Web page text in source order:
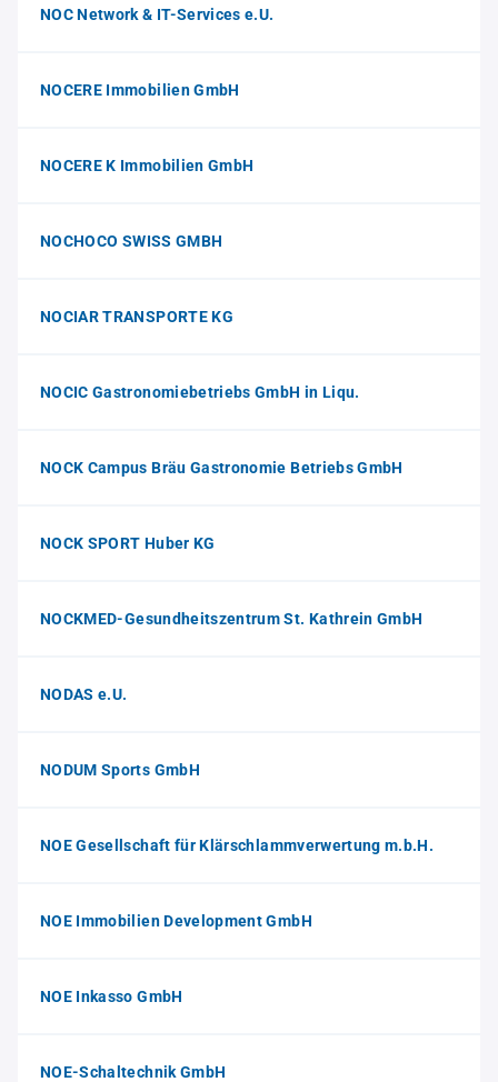
NOC Network & IT-Services e.U.
NOCERE Immobilien GmbH
NOCERE K Immobilien GmbH
NOCHOCO SWISS GMBH
NOCIAR TRANSPORTE KG
NOCIC Gastronomiebetriebs GmbH in Liqu.
NOCK Campus Bräu Gastronomie Betriebs GmbH
NOCK SPORT Huber KG
NOCKMED-Gesundheitszentrum St. Kathrein GmbH
NODAS e.U.
NODUM Sports GmbH
NOE Gesellschaft für Klärschlammverwertung m.b.H.
NOE Immobilien Development GmbH
NOE Inkasso GmbH
NOE-Schaltechnik GmbH